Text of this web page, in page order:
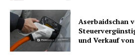
Aserbaidschan
und Verkauf